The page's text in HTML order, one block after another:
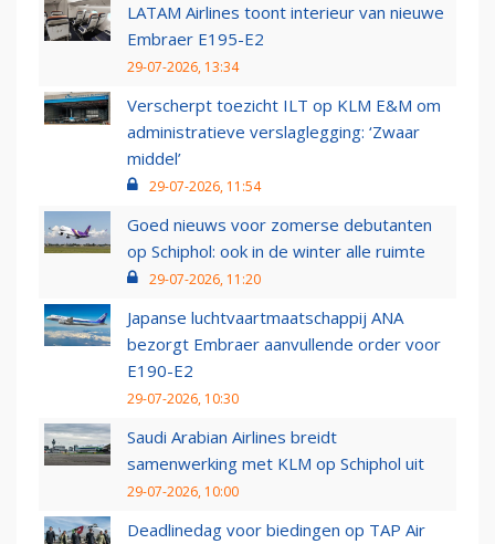
LATAM Airlines toont interieur van nieuwe
Embraer E195-E2
29-07-2026, 13:34
Verscherpt toezicht ILT op KLM E&M om
administratieve verslaglegging: ‘Zwaar
middel’
29-07-2026, 11:54
Goed nieuws voor zomerse debutanten
op Schiphol: ook in de winter alle ruimte
29-07-2026, 11:20
Japanse luchtvaartmaatschappij ANA
bezorgt Embraer aanvullende order voor
E190-E2
29-07-2026, 10:30
Saudi Arabian Airlines breidt
samenwerking met KLM op Schiphol uit
29-07-2026, 10:00
Deadlinedag voor biedingen op TAP Air